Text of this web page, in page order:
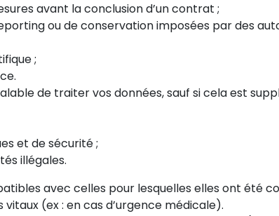
avant la conclusion d’un contrat ;
ou de conservation imposées par des
;
de traiter vos données, sauf si cela est
et de sécurité ;
illégales.
avec celles pour lesquelles elles ont été
(ex : en cas d’urgence médicale).